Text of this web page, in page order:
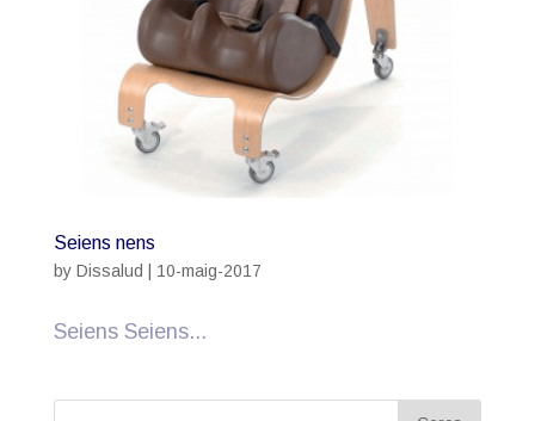
Seiens nens
by Dissalud | 10-maig-2017
Seiens Seiens...